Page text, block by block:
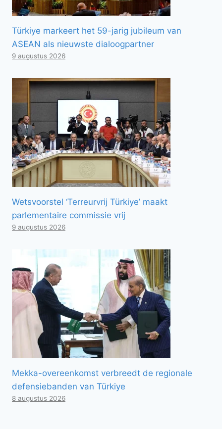
Türkiye markeert het 59-jarig jubileum van
ASEAN als nieuwste dialoogpartner
9 augustus 2026
Wetsvoorstel ‘Terreurvrij Türkiye’ maakt
parlementaire commissie vrij
9 augustus 2026
Mekka-overeenkomst verbreedt de regionale
defensiebanden van Türkiye
8 augustus 2026